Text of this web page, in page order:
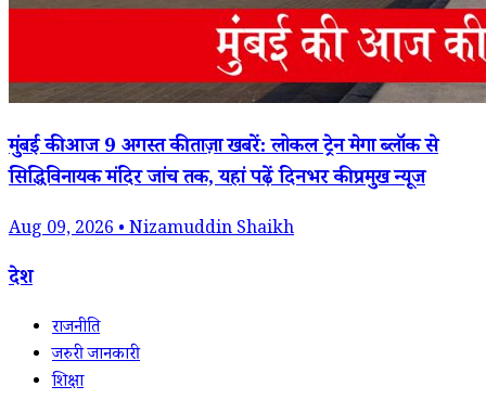
मुंबई की आज 9 अगस्त की ताज़ा खबरें: लोकल ट्रेन मेगा ब्लॉक से
सिद्धिविनायक मंदिर जांच तक, यहां पढ़ें दिनभर की प्रमुख न्यूज
Aug 09, 2026 • Nizamuddin Shaikh
देश
राजनीति
जरुरी जानकारी
शिक्षा